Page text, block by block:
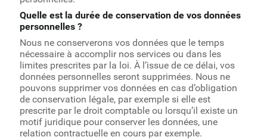
Quelle est la durée de conservation de vos données
personnelles ?
Nous ne conserverons vos données que le temps
nécessaire à accomplir nos services ou dans les
limites prescrites par la loi. À l’issue de ce délai, vos
données personnelles seront supprimées. Nous ne
pouvons supprimer vos données en cas d’obligation
de conservation légale, par exemple si elle est
prescrite par le droit comptable ou lorsqu’il existe un
motif juridique pour conserver les données, une
relation contractuelle en cours par exemple.